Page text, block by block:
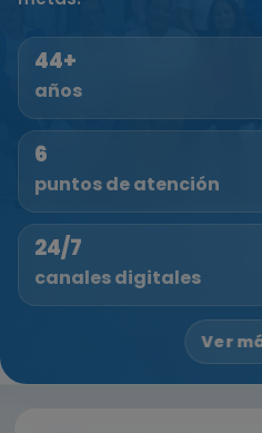
44+
años
6
puntos de atención
24/7
canales digitales
Ver